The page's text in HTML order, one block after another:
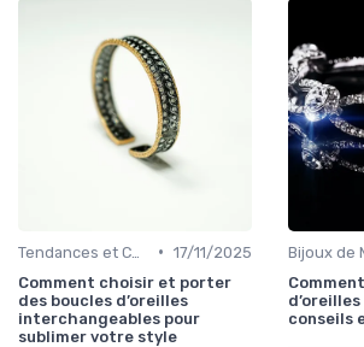
• 17/11/2025
Comment choisir et porter
des boucles d’oreilles
interchangeables pour
sublimer votre style
conseils